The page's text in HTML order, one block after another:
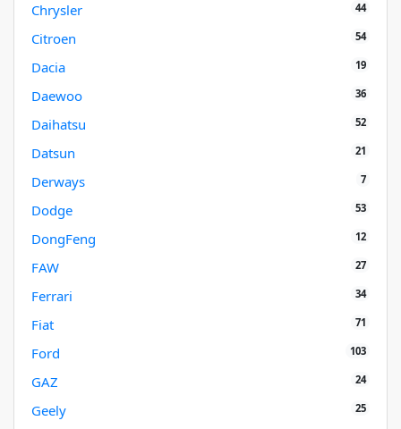
Chrysler 44
Citroen 54
Dacia 19
Daewoo 36
Daihatsu 52
Datsun 21
Derways 7
Dodge 53
DongFeng 12
FAW 27
Ferrari 34
Fiat 71
Ford 103
GAZ 24
Geely 25